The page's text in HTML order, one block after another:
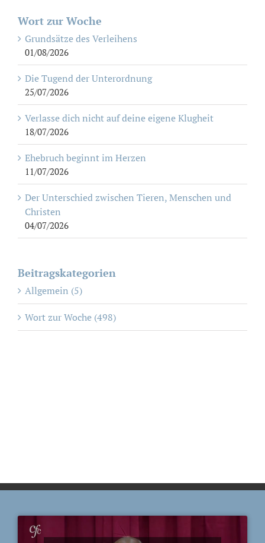
Wort zur Woche
Grundsätze des Verleihens
01/08/2026
Die Tugend der Unterordnung
25/07/2026
Verlasse dich nicht auf deine eigene Klugheit
18/07/2026
Ehebruch beginnt im Herzen
11/07/2026
Der Unterschied zwischen Tieren, Menschen und
Christen
04/07/2026
Beitragskategorien
Allgemein (5)
Wort zur Woche (498)